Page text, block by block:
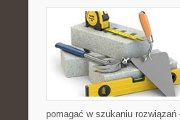
pomagać w szukaniu